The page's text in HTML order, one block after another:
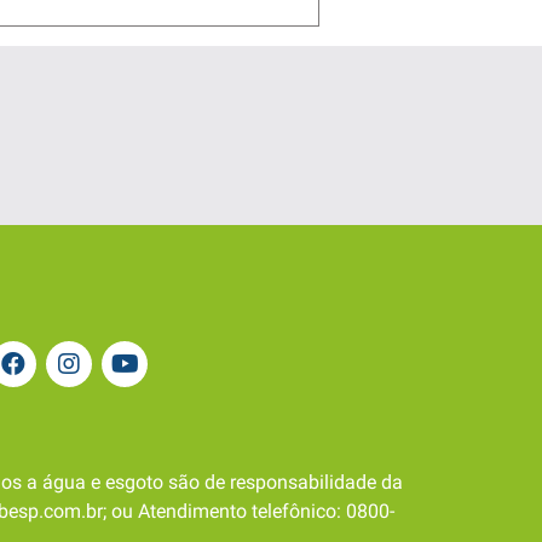
a água e esgoto são de responsabilidade da
ou Atendimento telefônico: 0800-